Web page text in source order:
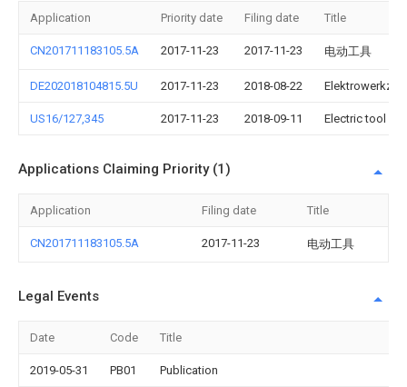
Application Priority date Filing date Title
CN201711183105.5A 2017-11-23 2017-11-23 电动工具
DE202018104815.5U 2017-11-23 2018-08-22
US16/127,345 2017-11-23 2018-09-11 Electric tool
Applications Claiming Priority (1)
Application Filing date Title
CN201711183105.5A 2017-11-23 电动工具
Legal Events
Date Code Title
2019-05-31 PB01 Publication